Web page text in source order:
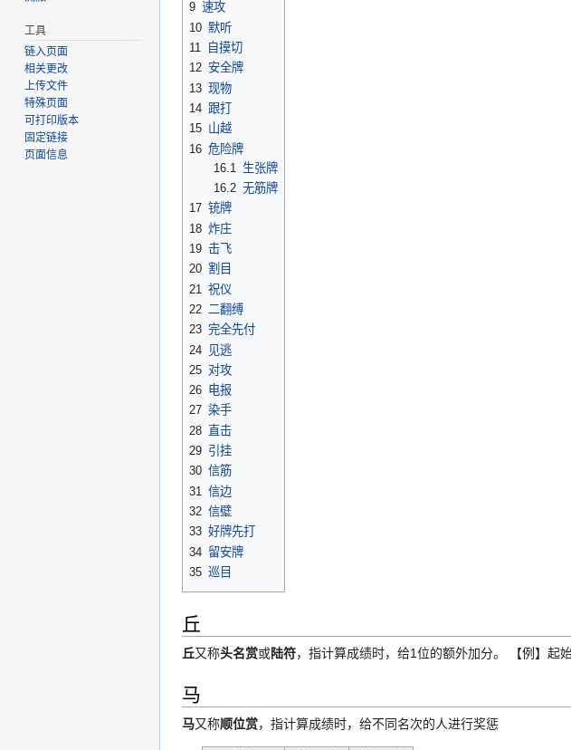
9 速攻
10 默听
11
自摸切
12 安全牌
13 现物
14 跟打
15 山越
16 危险牌
16.1 生张牌
16.2 无筋牌
17 铳牌
18 炸庄
19 击飞
20 割目
21 祝仪
22 二翻缚
23 完全先付
24 见逃
25 对攻
26 电报
27 染手
28 直击
29 引挂
30 信筋
31
信边
32 信壁
33 好牌先打
34 留安牌
35 巡目
丘
丘又称头名赏或陆符，指计算成绩时，给1位的额外加分。 【例】起
马
马又称顺位赏，指计算成绩时，给不同名次的人进行奖惩
工具
链入页面
相关更改
上传文件
特殊页面
可打印版本
固定链接
页面信息